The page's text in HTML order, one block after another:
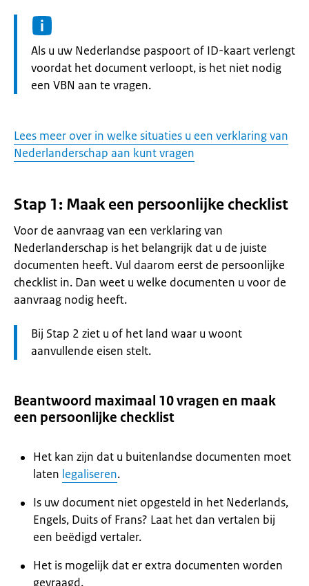
Informatie:
Als u uw Nederlandse paspoort of ID-kaart verlengt
voordat het document verloopt, is het niet nodig
een VBN aan te vragen.
Lees meer over in welke situaties u een verklaring van
Nederlanderschap aan kunt vragen
Stap 1: Maak een persoonlijke checklist
Voor de aanvraag van een verklaring van
Nederlanderschap is het belangrijk dat u de juiste
documenten heeft. Vul daarom eerst de persoonlijke
checklist in. Dan weet u welke documenten u voor de
aanvraag nodig heeft.
Let
op:
Bij Stap 2 ziet u of het land waar u woont
aanvullende eisen stelt.
Beantwoord maximaal 10 vragen en maak
een persoonlijke checklist
Het kan zijn dat u buitenlandse documenten moet
laten legaliseren.
Is uw document niet opgesteld in het Nederlands,
Engels, Duits of Frans? Laat het dan vertalen bij
een beëdigd vertaler.
Het is mogelijk dat er extra documenten worden
gevraagd.